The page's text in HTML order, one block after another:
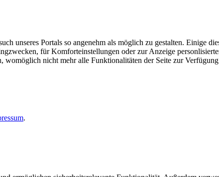
unseres Portals so angenehm als möglich zu gestalten. Einige
für Komforteinstellungen oder zur Anzeige
womöglich nicht mehr alle Funktionalitäten der Seite zur Verfügung
.